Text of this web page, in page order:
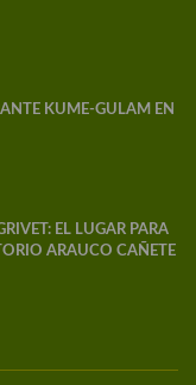
KUME-GULAM EN
EL LUGAR PARA
ARAUCO CAÑETE